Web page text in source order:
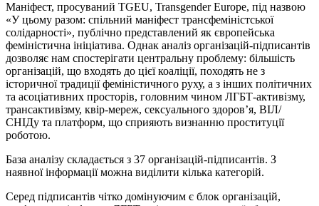
Маніфест, просуваний TGEU, Transgender Europe, під назвою
«У цьому разом: спільний маніфест трансфеміністської
солідарності», публічно представлений як європейська
феміністична ініціатива. Однак аналіз організацій-підписантів
дозволяє нам спостерігати центральну проблему: більшість
організацій, що входять до цієї коаліції, походять не з
історичної традиції феміністичного руху, а з інших політичних
та асоціативних просторів, головним чином ЛГБТ-активізму,
трансактивізму, квір-мереж, сексуального здоров’я, ВІЛ/
СНІДу та платформ, що сприяють визнанню проституції
роботою.
База аналізу складається з 37 організацій-підписантів. З
наявної інформації можна виділити кілька категорій.
Серед підписантів чітко домінуючим є блок організацій,